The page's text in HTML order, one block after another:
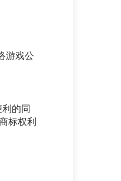
游戏公
的同
标权利